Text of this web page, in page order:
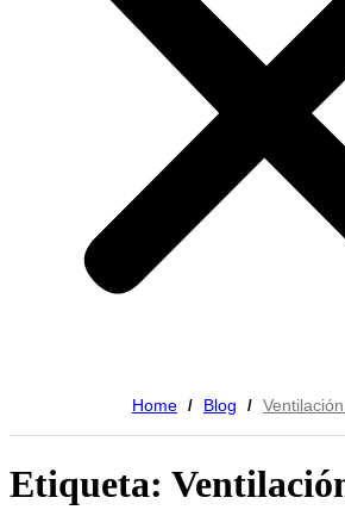
Home / Blog /
Etiqueta: